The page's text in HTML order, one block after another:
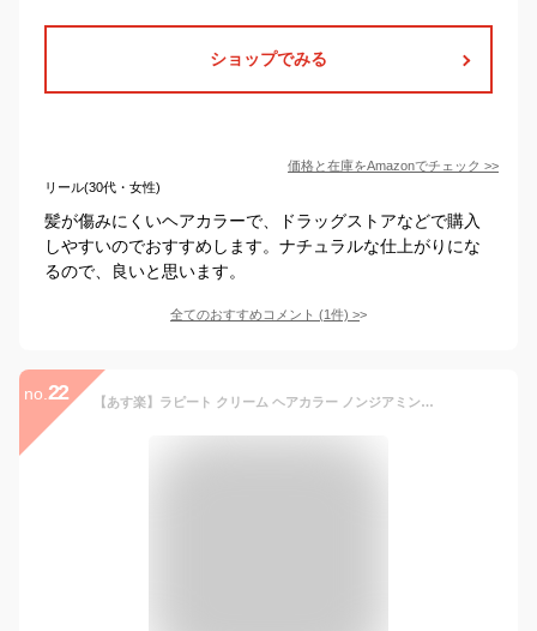
ショップでみる
価格と在庫をAmazonでチェック >>
リール(30代・女性)
髪が傷みにくいヘアカラーで、ドラッグストアなどで購入
しやすいのでおすすめします。ナチュラルな仕上がりにな
るので、良いと思います。
全てのおすすめコメント (1件) >
no. 22 【あす楽】ラピート クリーム ヘアカラー ノンジアミンタイプ 全4色 3ペアパック 1剤・2剤 各60g×3本 ｜セルフカラー レディース 全体染め 白髪 部分染め 頭皮 おしゃれ染め 女性用 専売 プロ用 医薬部外品 イリヤ 染毛料 白髪染め 市販 専門店 メンズ 暗め ヘアーカラー